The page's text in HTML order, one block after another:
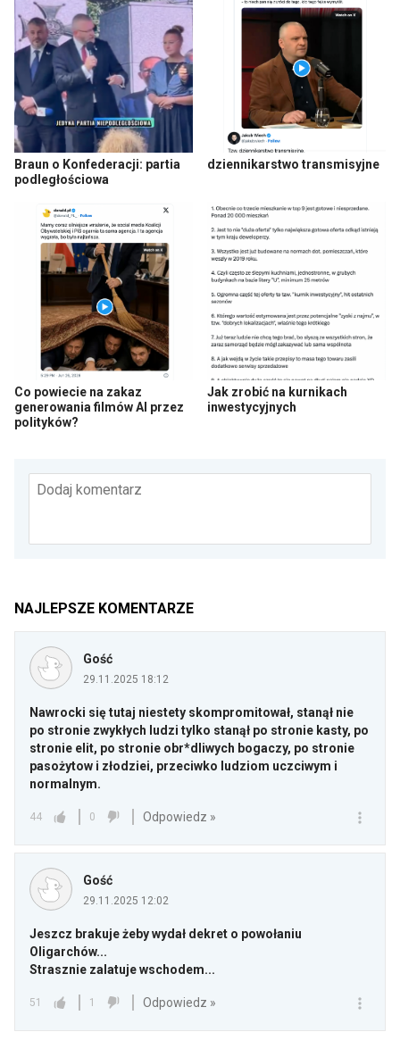
Braun o Konfederacji: partia
podległościowa
dziennikarstwo transmisyjne
Co powiecie na zakaz
generowania filmów AI przez
polityków?
Jak zrobić na kurnikach
inwestycyjnych
Dodaj komentarz
NAJLEPSZE KOMENTARZE
Gość
29.11.2025 18:12
Nawrocki się tutaj niestety skompromitował, stanął nie
po stronie zwykłych ludzi tylko stanął po stronie kasty, po
stronie elit, po stronie obr*dliwych bogaczy, po stronie
pasożytow i złodziei, przeciwko ludziom uczciwym i
normalnym.
44 0 Odpowiedz »
Gość
29.11.2025 12:02
Jeszcz brakuje żeby wydał dekret o powołaniu
Oligarchów...
Strasznie zalatuje wschodem...
51 1 Odpowiedz »